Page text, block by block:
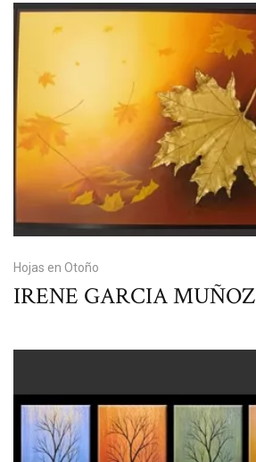
Hojas en Otoño
IRENE GARCIA MUÑOZ